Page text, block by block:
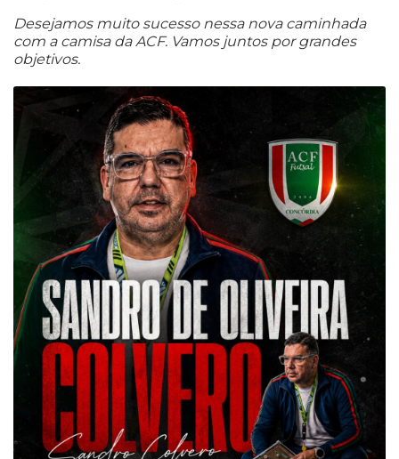
Desejamos muito sucesso nessa nova caminhada
com a camisa da ACF. Vamos juntos por grandes
objetivos.